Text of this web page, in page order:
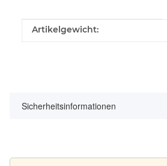
Produkteigenschaft
Wert
Artikelgewicht:
Sicherheitsinformationen